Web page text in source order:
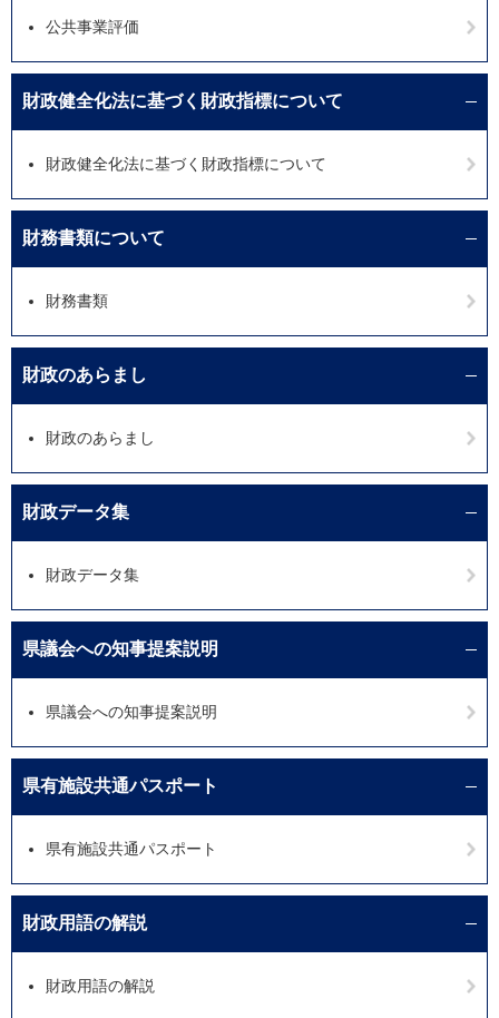
公共事業評価
財政健全化法に基づく財政指標について
財政健全化法に基づく財政指標について
財務書類について
財務書類
財政のあらまし
財政のあらまし
財政データ集
財政データ集
県議会への知事提案説明
県議会への知事提案説明
県有施設共通パスポート
県有施設共通パスポート
財政用語の解説
財政用語の解説